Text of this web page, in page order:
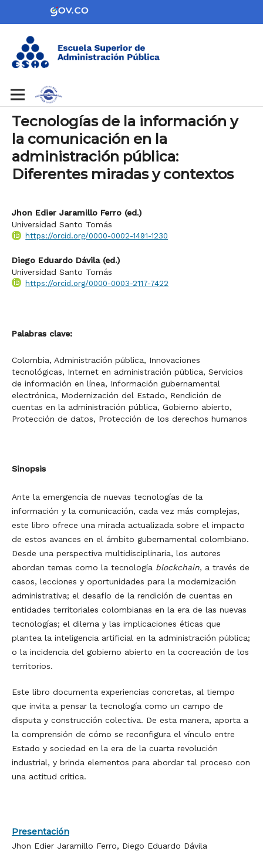
Tecnologías de la información y
la comunicación en la
administración pública:
Diferentes miradas y contextos
Jhon Edier Jaramillo Ferro (ed.)
Universidad Santo Tomás
https://orcid.org/0000-0002-1491-1230
Diego Eduardo Dávila (ed.)
Universidad Santo Tomás
https://orcid.org/0000-0003-2117-7422
Palabras clave:
Colombia, Administración pública, Innovaciones
tecnológicas, Internet en administración pública, Servicios
de información en línea, Información gubernamental
electrónica, Modernización del Estado, Rendición de
cuentas en la administración pública, Gobierno abierto,
Protección de datos, Protección de los derechos humanos
Sinopsis
Ante la emergencia de nuevas tecnologías de la
información y la comunicación, cada vez más complejas,
este libro ofrece una mirada actualizada sobre el impacto
de estos avances en el ámbito gubernamental colombiano.
Desde una perspectiva multidisciplinaria, los autores
abordan temas como la tecnología blockchain, a través de
casos, lecciones y oportunidades para la modernización
administrativa; el desafío de la rendición de cuentas en
entidades territoriales colombianas en la era de las nuevas
tecnologías; el dilema y las implicaciones éticas que
plantea la inteligencia artificial en la administración pública;
o la incidencia del gobierno abierto en la cocreación de los
territorios.
Este libro documenta experiencias concretas, al tiempo
que invita a pensar la tecnología como un campo de
disputa y construcción colectiva. De esta manera, aporta a
la comprensión de cómo se reconfigura el vínculo entre
Estado y sociedad en la era de la cuarta revolución
industrial, y brinda elementos para abordar tal proceso con
una actitud crítica.
Presentación
Jhon Edier Jaramillo Ferro, Diego Eduardo Dávila